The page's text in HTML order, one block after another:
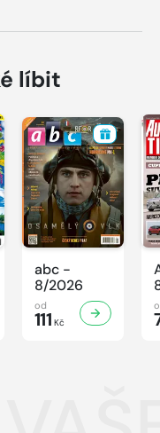
líbit
abc -
8/2026
od
111 Kč